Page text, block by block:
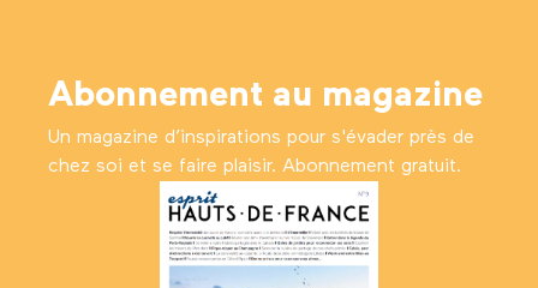
Abonnement au magazine
Un magazine d’inspirations pour s'évader près de
chez soi et se faire plaisir. Abonnement gratuit.